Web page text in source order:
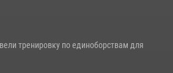
тренировку по единоборствам для